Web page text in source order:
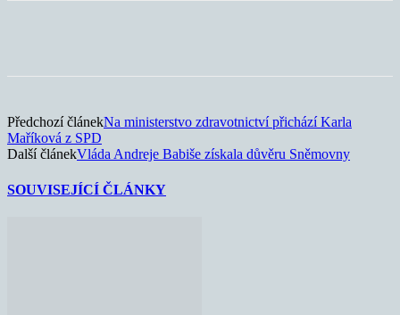
Předchozí článekNa ministerstvo zdravotnictví přichází Karla
Maříková z SPD
Další článekVláda Andreje Babiše získala důvěru Sněmovny
SOUVISEJÍCÍ ČLÁNKY